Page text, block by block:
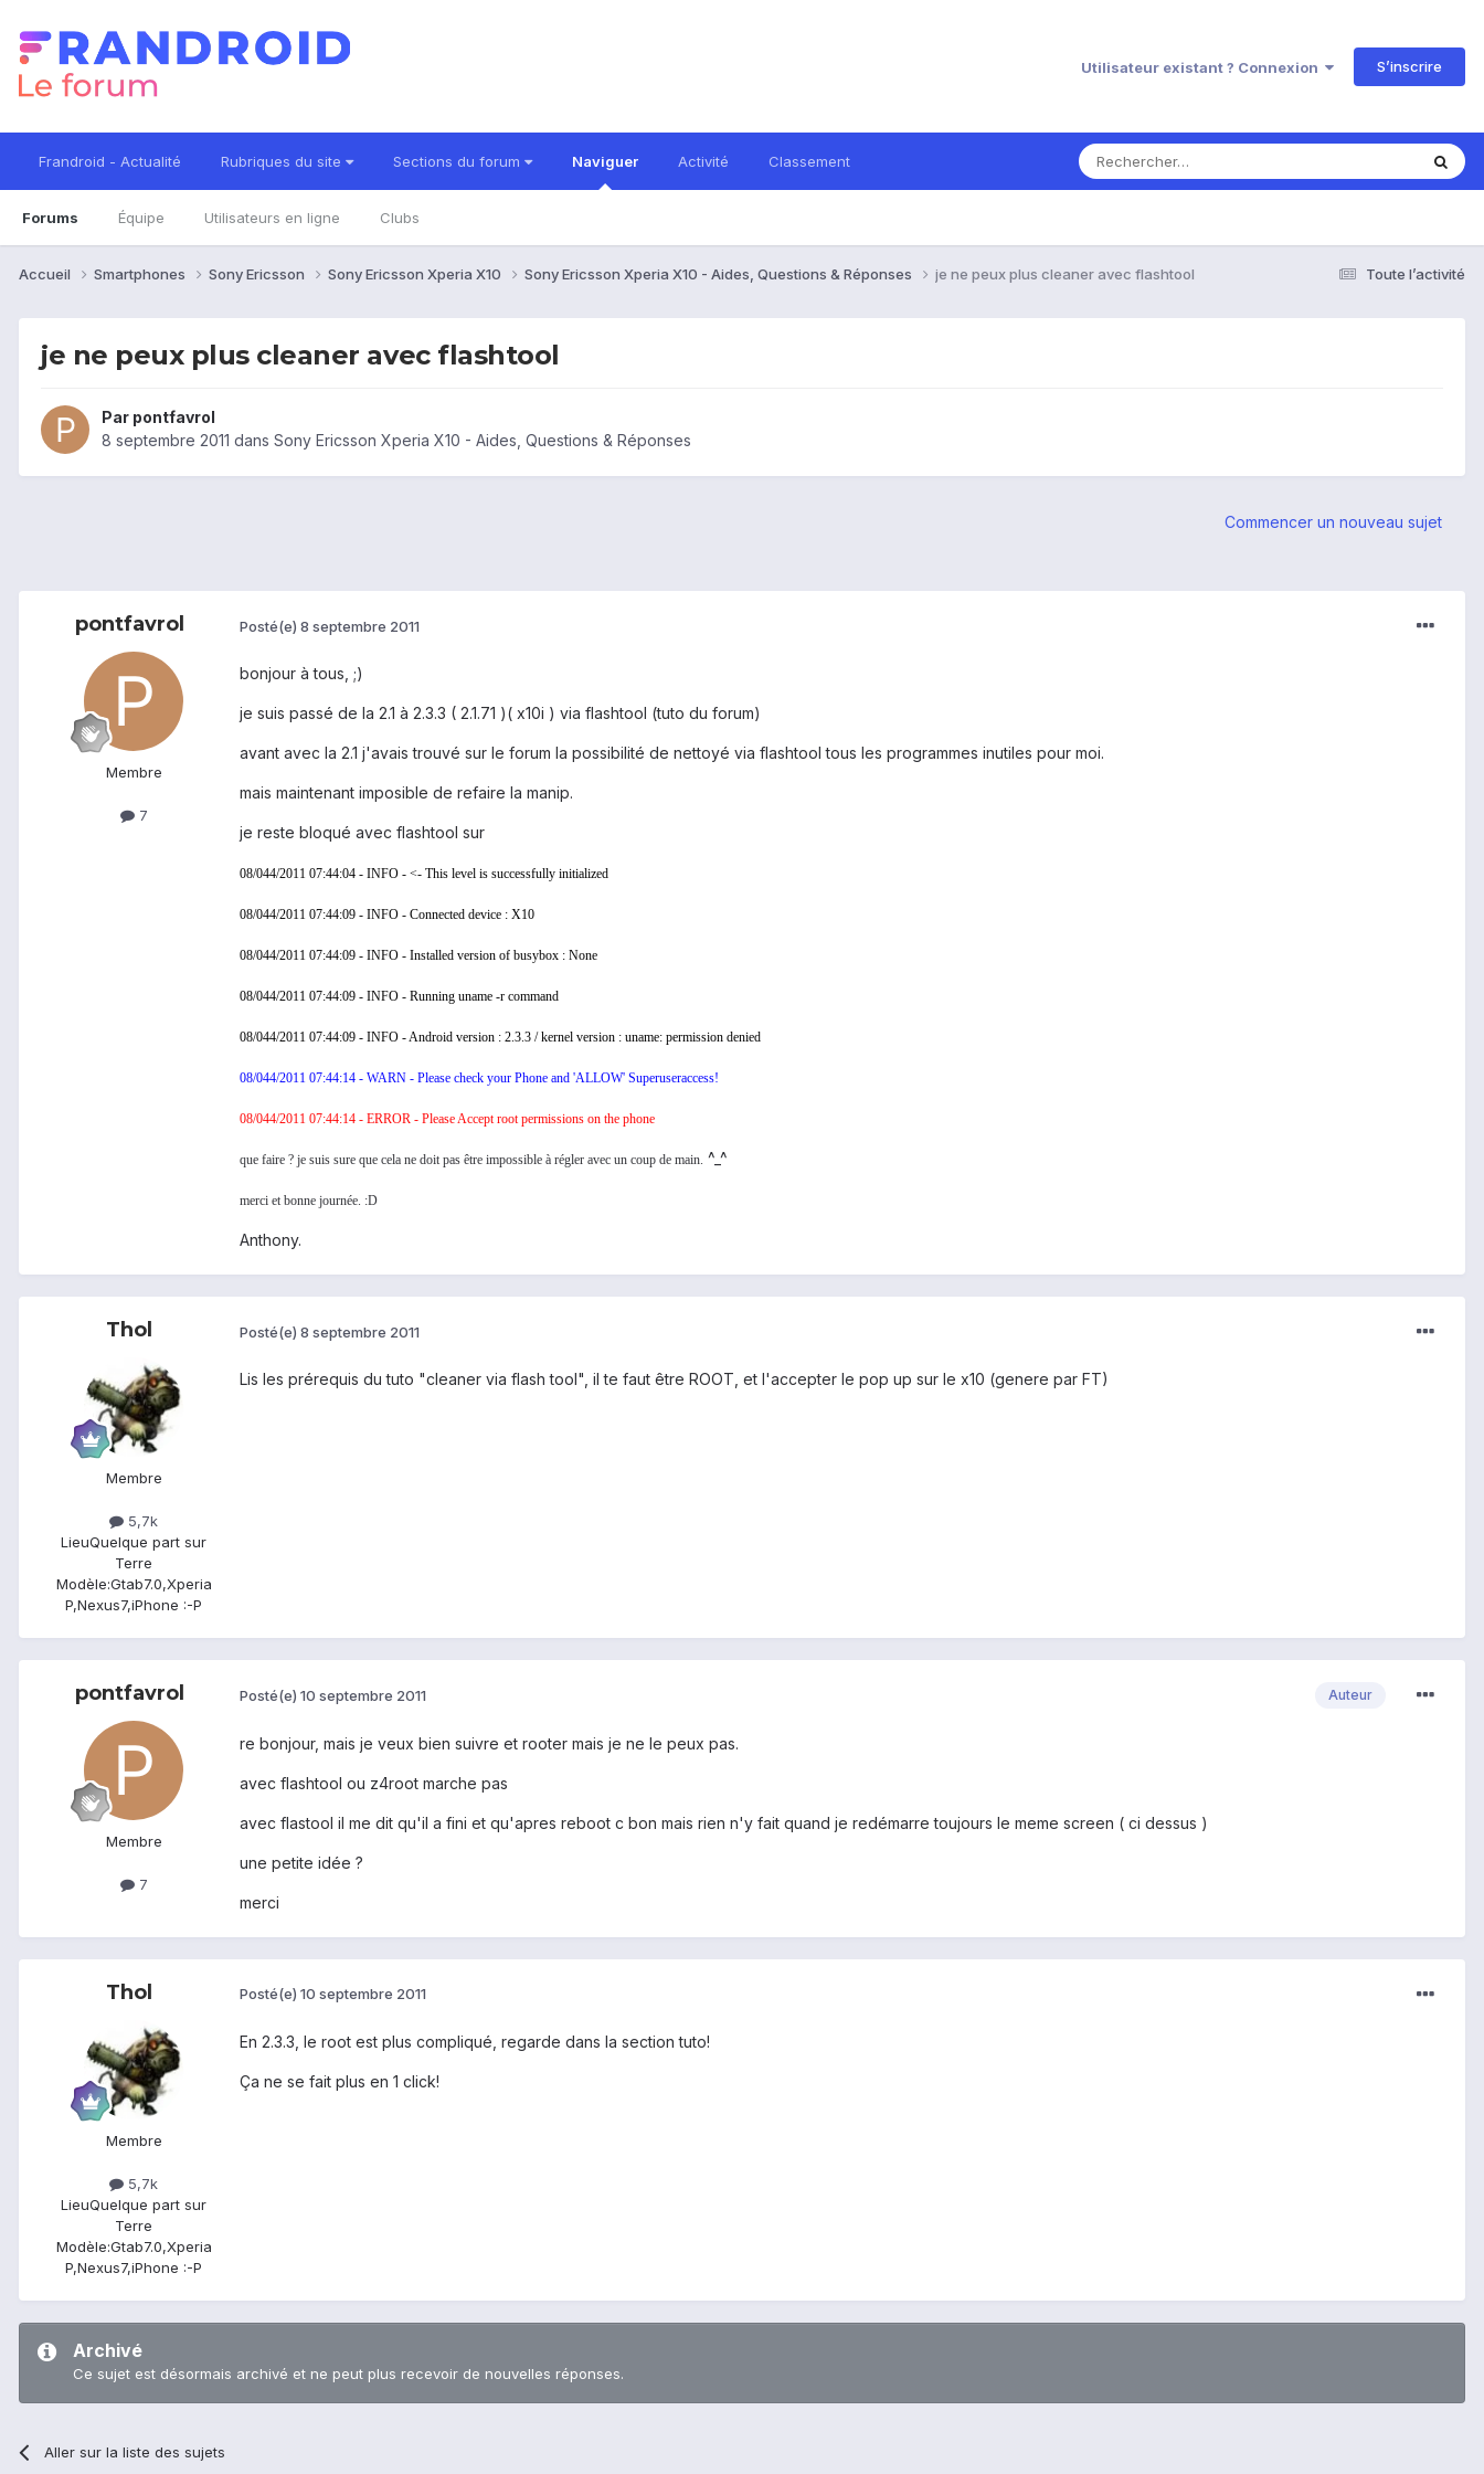
Utilisateur existant ? Connexion S’inscrire
Frandroid - Actualité Rubriques du site Sections du forum Naviguer
Forums Équipe Utilisateurs en ligne Clubs
Activité Classement
Toute l’activité
Accueil Smartphones Sony Ericsson Sony Ericsson Xperia X10 Sony Ericsson Xperia X10 - Aides, Questions & Réponses je ne peux plus cleaner avec flashtool
je ne peux plus cleaner avec flashtool
Par pontfavrol
8 septembre 2011 dans Sony Ericsson Xperia X10 - Aides, Questions & Réponses
Commencer un nouveau sujet
pontfavrol
Membre
7
Posté(e) 8 septembre 2011
bonjour à tous, ;)
je suis passé de la 2.1 à 2.3.3 ( 2.1.71 )( x10i ) via flashtool (tuto du forum)
avant avec la 2.1 j'avais trouvé sur le forum la possibilité de nettoyé via flashtool tous les programmes inutiles pour moi.
mais maintenant imposible de refaire la manip.
je reste bloqué avec flashtool sur
08/044/2011 07:44:04 - INFO - <- This level is successfully initialized
08/044/2011 07:44:09 - INFO - Connected device : X10
08/044/2011 07:44:09 - INFO - Installed version of busybox : None
08/044/2011 07:44:09 - INFO - Running uname -r command
08/044/2011 07:44:09 - INFO - Android version : 2.3.3 / kernel version : uname: permission denied
08/044/2011 07:44:14 - WARN - Please check your Phone and 'ALLOW' Superuseraccess!
08/044/2011 07:44:14 - ERROR - Please Accept root permissions on the phone
que faire ? je suis sure que cela ne doit pas être impossible à régler avec un coup de main. ^_^
merci et bonne journée. :D
Anthony.
Thol
Membre
5,7k
LieuQuelque part sur
Terre
Modèle:Gtab7.0,Xperia
P,Nexus7,iPhone :-P
Posté(e) 8 septembre 2011
Lis les prérequis du tuto "cleaner via flash tool", il te faut être ROOT, et l'accepter le pop up sur le x10 (genere par FT)
pontfavrol
Membre
7
Auteur
Posté(e) 10 septembre 2011
re bonjour, mais je veux bien suivre et rooter mais je ne le peux pas.
avec flashtool ou z4root marche pas
avec flastool il me dit qu'il a fini et qu'apres reboot c bon mais rien n'y fait quand je redémarre toujours le meme screen ( ci dessus )
une petite idée ?
merci
Thol
Membre
5,7k
LieuQuelque part sur
Terre
Modèle:Gtab7.0,Xperia
P,Nexus7,iPhone :-P
Posté(e) 10 septembre 2011
En 2.3.3, le root est plus compliqué, regarde dans la section tuto!
Ça ne se fait plus en 1 click!
Archivé
Ce sujet est désormais archivé et ne peut plus recevoir de nouvelles réponses.
Aller sur la liste des sujets